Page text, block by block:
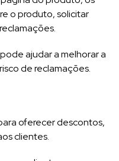
o produto, solicitar
ajudar a melhorar a
de reclamações.
oferecer descontos,
clientes.